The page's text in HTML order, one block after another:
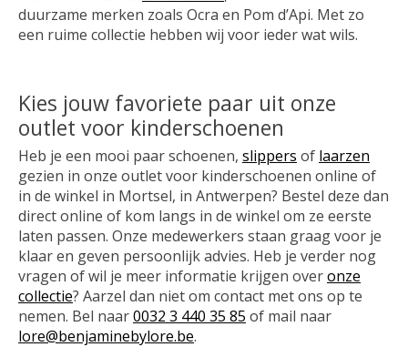
duurzame merken zoals Ocra en Pom d’Api. Met zo
een ruime collectie hebben wij voor ieder wat wils.
Kies jouw favoriete paar uit onze
outlet voor kinderschoenen
Heb je een mooi paar schoenen, slippers of laarzen
gezien in onze outlet voor kinderschoenen online of
in de winkel in Mortsel, in Antwerpen? Bestel deze dan
direct online of kom langs in de winkel om ze eerste
laten passen. Onze medewerkers staan graag voor je
klaar en geven persoonlijk advies. Heb je verder nog
vragen of wil je meer informatie krijgen overonze
collectie? Aarzel dan niet om contact met ons op te
nemen. Bel naar0032 3 440 35 85 of mail naar
lore@benjaminebylore.be.